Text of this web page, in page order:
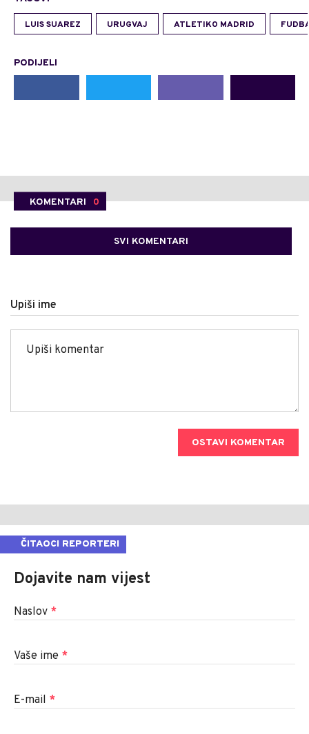
LUIS SUAREZ URUGVAJ ATLETIKO MADRID
PODIJELI
KOMENTARI 0
SVI KOMENTARI
Upiši ime
OSTAVI KOMENTAR
ČITAOCI REPORTERI
Dojavite nam vijest
Naslov *
Vaše ime *
E-mail *